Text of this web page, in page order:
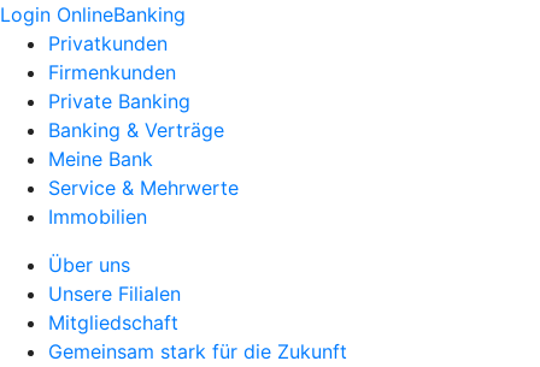
Login OnlineBanking
Privatkunden
Firmenkunden
Private Banking
Banking & Verträge
Meine Bank
Service & Mehrwerte
Immobilien
Über uns
Unsere Filialen
Mitgliedschaft
Gemeinsam stark für die Zukunft